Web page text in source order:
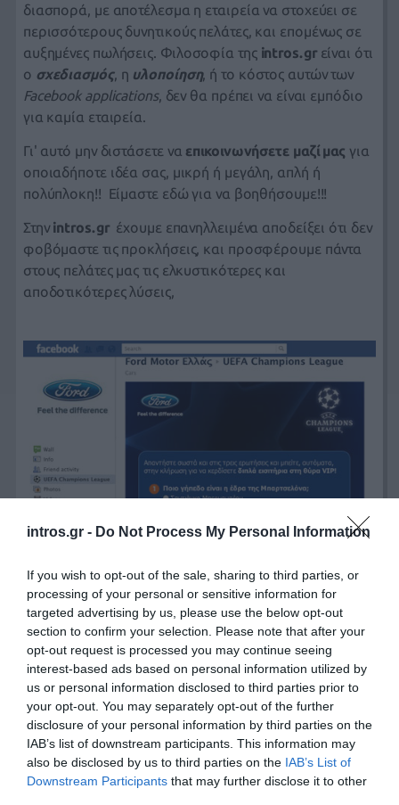
intros.gr - Do Not Process My Personal Information
If you wish to opt-out of the sale, sharing to third parties, or
processing of your personal or sensitive information for
targeted advertising by us, please use the below opt-out
section to confirm your selection. Please note that after your
opt-out request is processed you may continue seeing
interest-based ads based on personal information utilized by
us or personal information disclosed to third parties prior to
your opt-out. You may separately opt-out of the further
disclosure of your personal information by third parties on the
IAB’s list of downstream participants. This information may
also be disclosed by us to third parties on the IAB’s List of
Downstream Participants that may further disclose it to other
διασπορά, με αποτέλεσμα η εταιρεία να στοχεύει σε
περισσότερους δυνητικούς πελάτες, και επομένως σε
αυξημένες πωλήσεις. Φιλοσοφία της intros.grείναι ότι
ο σχεδιασμός, η υλοποίηση, ή το κόστος αυτών των
Facebook applications, δεν θα πρέπει να είναι εμπόδιο
για καμία εταιρεία.
Γι' αυτό μην διστάσετε να επικοινωνήσετε μαζί μας για
οποιαδήποτε ιδέα σας, μικρή ή μεγάλη, απλή ή
πολύπλοκη!! Είμαστε εδώ για να βοηθήσουμε!!!
Στηνintros.grέχουμε επανηλλειμένα αποδείξει ότι δεν
φοβόμαστε τις προκλήσεις, και προσφέρουμε πάντα
στους πελάτες μας τις ελκυστικότερες και
αποδοτικότερες λύσεις,